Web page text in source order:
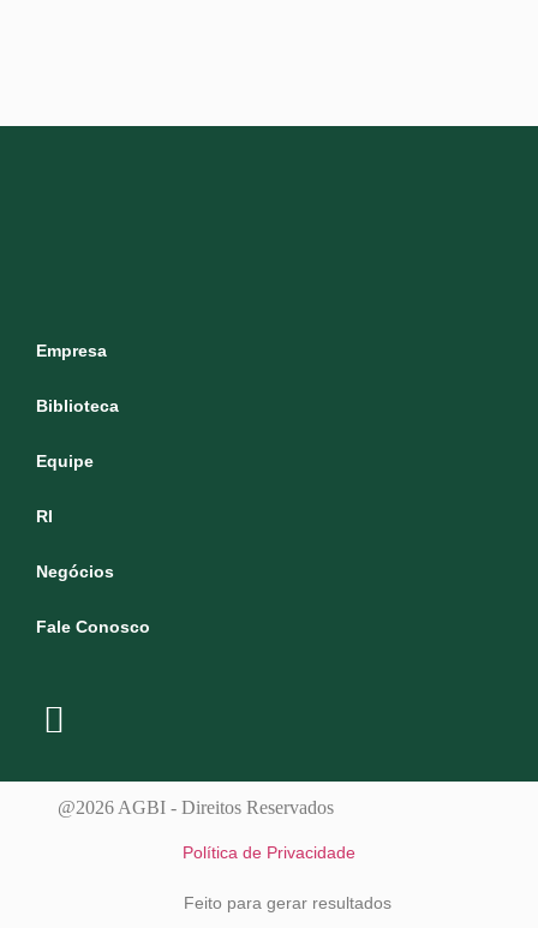
Empresa
Biblioteca
Equipe
RI
Negócios
Fale Conosco
@2026 AGBI - Direitos Reservados
Política de Privacidade
Feito para gerar resultados